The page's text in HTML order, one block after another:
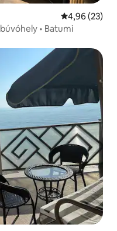
Átlagos
4,96 (23)
• Batumi